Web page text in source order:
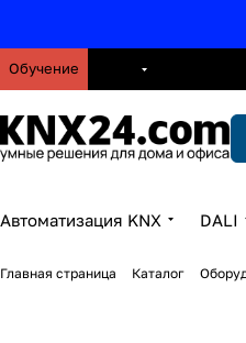
Обучение
Автоматизация KNX DALI
Главная страница Каталог